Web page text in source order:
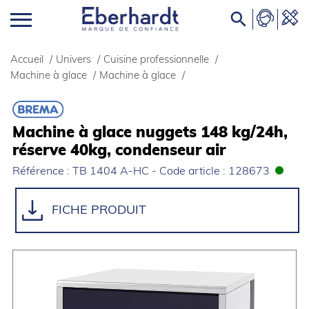

Accueil / Univers / Cuisine professionnelle /
Machine à glace / Machine à glace /
Machine à glace nuggets 148 kg/24h,
réserve 40kg, condenseur air
Référence : TB 1404 A-HC - Code article : 128673
FICHE PRODUIT